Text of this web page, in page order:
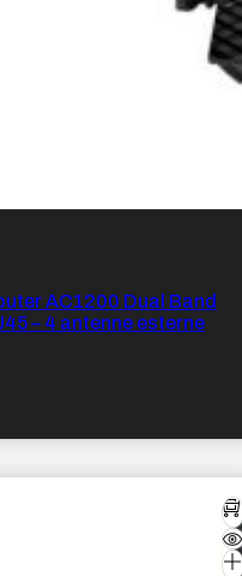
AC1200 Dual Band
– 4 antenne esterne